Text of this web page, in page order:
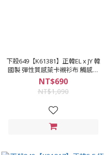
下殺649【K61381】正韓EL x JY 韓
國製 彈性質感萊卡襯衫布 觸感舒
適 修身 小立領 長袖襯衫
NT$690
NT$1,090